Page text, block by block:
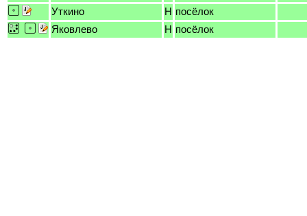
Уткино
H посёлок
Яковлево
H посёлок